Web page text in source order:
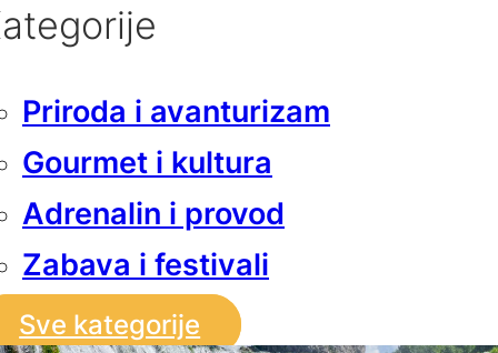
Priroda i avanturizam
Gourmet i kultura
Adrenalin i provod
Zabava i festivali
Sve kategorije